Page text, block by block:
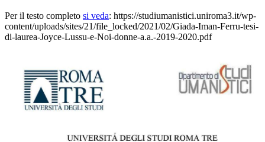
Per il testo completo si veda: https://studiumanistici.uniroma3.it/wp-
content/uploads/sites/21/file_locked/2021/02/Giada-Iman-Ferru-tesi-
di-laurea-Joyce-Lussu-e-Noi-donne-a.a.-2019-2020.pdf